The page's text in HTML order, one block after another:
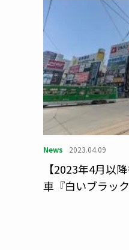
News 2023.04.09
【2023年4月以
車『白いブラッ